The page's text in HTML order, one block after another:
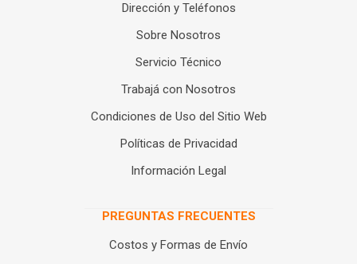
Dirección y Teléfonos
Sobre Nosotros
Servicio Técnico
Trabajá con Nosotros
Condiciones de Uso del Sitio Web
Políticas de Privacidad
Información Legal
PREGUNTAS FRECUENTES
Costos y Formas de Envío